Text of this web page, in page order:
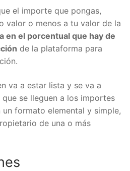
el importe que pongas,
valor o menos a tu valor de
en el porcentual que hay
de la plataforma para
va a estar lista y se va a
se lleguen a los
Con un formato
capaz de ser propietario